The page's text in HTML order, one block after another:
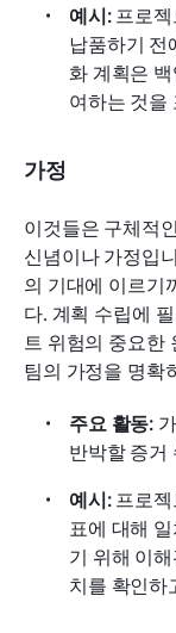
예시: 프로젝
납품하기 전
화 계획은
여하는 것을
가정
이것들은 구체적
신념이나 가정입
의 기대에 이르기
다. 계획 수립에
트 위험의 중요한
팀의 가정을 명확
주요 활동:
반박할 증거
예시: 프로젝
표에 대해
기 위해 이
치를 확인하